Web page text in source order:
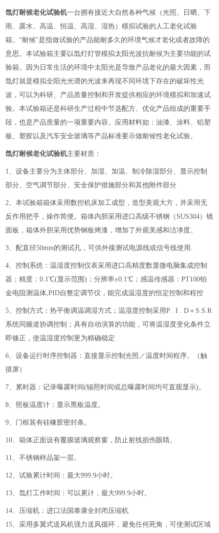
氙灯耐候老化试验机一台拥有接近大自然各种气候（光照、日晒、下
雨、露水、高温、恒温、高湿、湿热）模拟试验的人工老化试验
箱。“耐候"是指做试验的产品能耐多久的环境气候才老化或者故障的
意思。本试验箱主要以氙灯灯管模拟太阳光波抗耐候为主要功能的试
验箱。因为日常生活的环境中太阳光是导致产品老化的最大因素，而
氙灯就是模拟全阳光光谱的光波来再现不同环境下存在的破坏性光
波，可以为科研、产品质量控制和开发提供相应的环境模拟和加速试
验。本试验箱还是科研生产过程中节选配方、优化产品组成的重要手
段，也是产品质量的一项重要内容。应用材料如：油漆、涂料、铝塑
板、塑胶以及汽车安全玻璃等产品标准要示做耐候性老化试验。
氙灯耐候老化试验机主要材质：
1、设备主要分为主体部分、加湿、加温、制冷除湿部分、显示控制
部分、空气调节部分、安全保护措施部分和其他附件部分
2、本试验箱箱体采用数控机床加工成型，造型美观大方，并采用无
反作用把手，操作简便。箱体内胆采用进口高级不锈钢（SUS304）镜
面板，箱体外胆采用优势钢板烤漆，增加了外观美感和洁净度。
3、配直径50mm的测试孔，可供外接测试电源线或信号线使用.
4、控制系统：温湿度控制仪表采用进口高精度数显微电脑集成控制
器；精度：0.1℃(显示范围)；分辨率±0.1℃；感温传感器：PT100铂
金电阻测温体,PID自整定调节仪，能完成温湿度的恒定控制和程控
5、控制方式：热平衡调温调湿方式；温湿度控制采用P . I . D＋S.S.R
系统同频道协调控制；具有自动演算的功能，可将温湿度变化条件立
即修正，使温湿度控制更为精确稳定
6、设备运行时序控制器：直接显示控制光照／温度时间程序。（触
摸屏）
7、累时器：记录曝露时间(辐照时间或总曝露时间均可直观显示)。
8、照板温度计：显示黑板温度。
9、门框装有硅橡胶密封条。
10、箱体正面设有覆膜玻璃观察窗，防止射线损伤眼睛。
11、不锈钢样品架一层。
12、试验累计时间：最大999.9小时。
13、氙灯工作时间：可以累计，最大999.9小时。
14、压缩机：进口法国泰康全封闭压缩机
15、采用多翼式送风机强力送风循环，避免任何死角，可使测试区域